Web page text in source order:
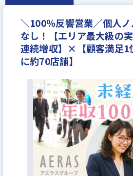
固定給25万円以上
固定給35万円以
設立30年以上
英語・中国語を活かせ
宅建取引士歓迎
自動車免許未取得
年齢不問
社宅・家賃補助あり
資
研修制度あり
転勤なし
平均年齢20代
完全週休2日
休日
月平均残業20時間以内
反響営業
年収350万円
年収400万円
年収
年収500万円
年収550万円
年収
年収700万円
年収800万円
年収
年収1000万円～
月給23万円
月
月給30万円
月給35万円 月給40
＼100％反響営業／個人
なし！【エリア最大級の
連続増収】×【顧客満足
に約70店舗】